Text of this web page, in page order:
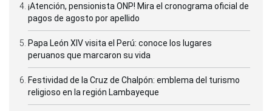
¡Atención, pensionista ONP! Mira el cronograma oficial de
pagos de agosto por apellido
Papa León XIV visita el Perú: conoce los lugares
peruanos que marcaron su vida
Festividad de la Cruz de Chalpón: emblema del turismo
religioso en la región Lambayeque